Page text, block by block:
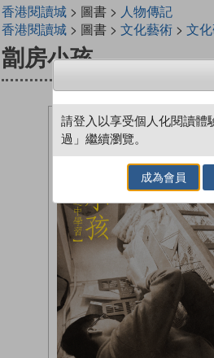
香港閱讀城> 圖書 > 人物傳記
香港閱讀城> 圖書 > 文化藝術> 文
劏房小孩
請登入以享受個人化閱讀體
過」繼續瀏覽。
成為會員